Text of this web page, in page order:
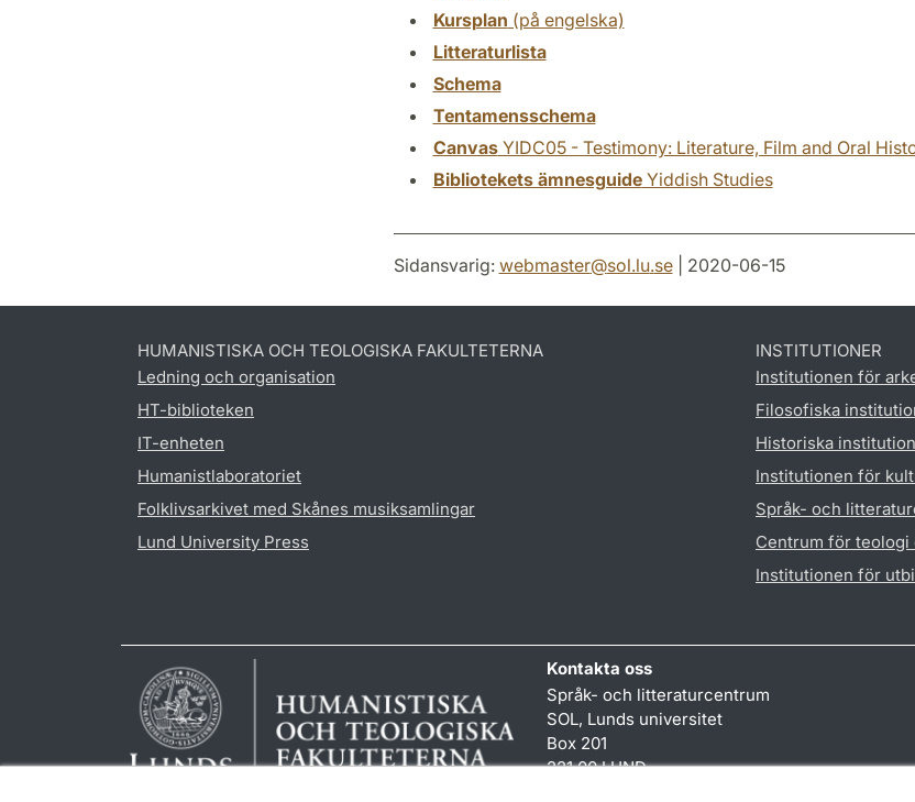
Kursplan (på engelska)
Litteraturlista
Schema
Tentamensschema
CanvasYIDC05 - Testimony: Literature, Film and Oral
Bibliotekets ämnesguideYiddish Studies
Sidansvarig: webmaster@sol.lu.se| 2020-06-15
HUMANISTISKA OCH TEOLOGISKA FAKULTETERNA
Ledning och organisation
HT-biblioteken
IT-enheten
Humanistlaboratoriet
Folklivsarkivet med Skånes musiksamlingar
Lund University Press
INSTITUTIONER
Institutionen för
Filosofiska
Historiska
Institutionen för
Språk- och
Centrum för teologi
Institutionen för
Kontakta oss
Språk- och litteraturcentrum
SOL, Lunds universitet
Box 201
221 00 LUND